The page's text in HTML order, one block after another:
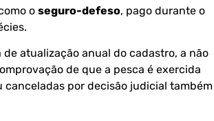
o seguro-defeso, pago durante o
atualização anual do cadastro, a não
de que a pesca é exercida
por decisão judicial também